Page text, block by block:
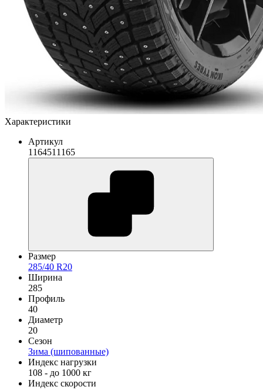
Характеристики
Артикул
1164511165
Размер
285/40 R20
Ширина
285
Профиль
40
Диаметр
20
Сезон
Зима (шипованные)
Индекс нагрузки
108 - до 1000 кг
Индекс скорости